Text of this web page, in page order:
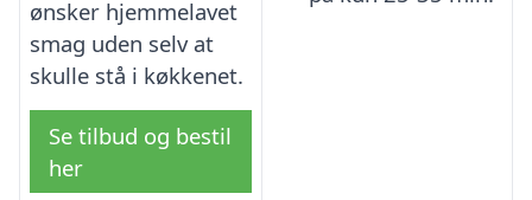
ønsker hjemmelavet
smag uden selv at
skulle stå i køkkenet.
Se tilbud og bestil
her